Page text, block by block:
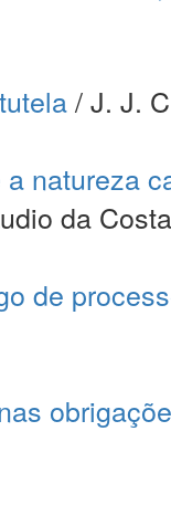
/ J. J.
natureza
da
de